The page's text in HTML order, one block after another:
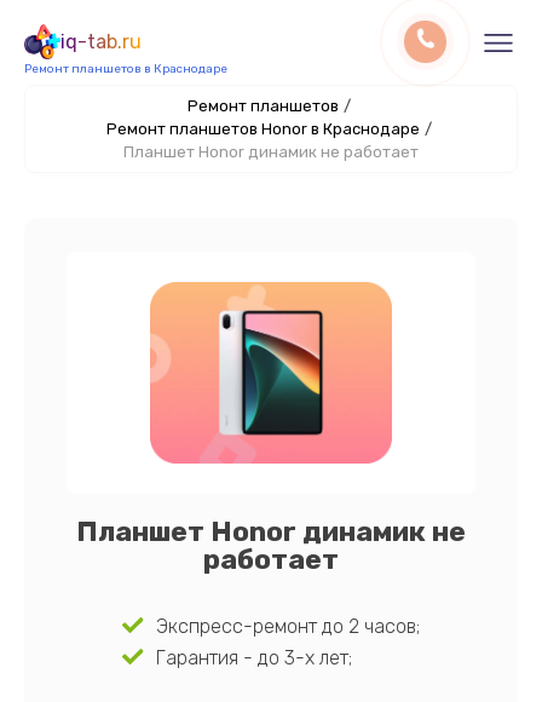
iq-tab.ru
Ремонт планшетов в Краснодаре
Ремонт планшетов /
Ремонт планшетов Honor в Краснодаре /
Планшет Honor динамик не работает
Планшет Honor динамик не
работает
Экспресс-ремонт до 2 часов;
Гарантия - до 3-х лет;